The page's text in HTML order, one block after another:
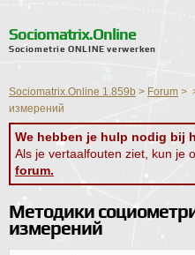
Sociomatrix.Online
Sociometrie ONLINE verwerken
Recensies
Hulp
Forum
Nieuws
Contactgegevens
Sociomatrix.Online 1.859b > Forum >
измерений
We hebben je hulp nodig bij
Als je vertaalfouten ziet, kun je
forum.
Методики
измерений